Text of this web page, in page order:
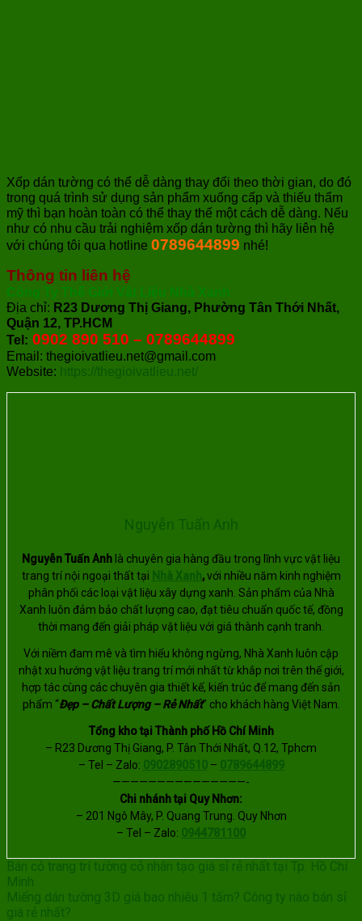
Xốp dán tường có thể dễ dàng thay đổi theo thời gian, do đó
trong quá trình sử dụng sản phẩm xuống cấp và thiếu thẩm
mỹ thì bạn hoàn toàn có thể thay thế một cách dễ dàng. Nếu
như có nhu cầu trải nghiệm xốp dán tường thì hãy liên hệ
với chúng tôi qua hotline 0789644899 nhé!
Thông tin liên hệ
Công Ty Thế Giới Vật Liệu Nhà Xanh
Địa chỉ: R23 Dương Thị Giang, Phường Tân Thới Nhất,
Quận 12, TP.HCM
Tel: 0902 890 510 – 0789644899
Email: thegioivatlieu.net@gmail.com
Website: https://thegioivatlieu.net/
Nguyễn Tuấn Anh
Nguyễn Tuấn Anh là chuyên gia hàng đầu trong lĩnh vực vật liệu
trang trí nội ngoại thất tại Nhà Xanh,với nhiều năm kinh nghiệm
phân phối các loại vật liệu xây dựng xanh. Sản phẩm của Nhà
Xanh luôn đảm bảo chất lượng cao, đạt tiêu chuẩn quốc tế, đồng
thời mang đến giải pháp vật liệu với giá thành cạnh tranh.
Với niềm đam mê và tìm hiểu không ngừng, Nhà Xanh luôn cập
nhật xu hướng vật liệu trang trí mới nhất từ khắp nơi trên thế giới,
hợp tác cùng các chuyên gia thiết kế, kiến trúc để mang đến sản
phẩm “Đẹp – Chất Lượng – Rẻ Nhất” cho khách hàng Việt Nam.
Tổng kho tại Thành phố Hồ Chí Minh
– R23 Dương Thị Giang, P. Tân Thới Nhất, Q.12, Tphcm
– Tel – Zalo: 0902890510 – 0789644899
———————————————-
Chi nhánh tại Quy Nhơn:
– 201 Ngô Mây, P. Quang Trung. Quy Nhơn
– Tel – Zalo: 0944781100
Bán cỏ trang trí tường cỏ nhân tạo giá sỉ rẻ nhất tại Tp. Hồ Chí
Minh
Miếng dán tường 3D giá bao nhiêu 1 tấm? Công ty nào bán sỉ
giá rẻ nhất?